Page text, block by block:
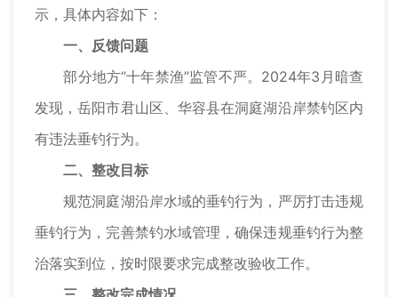
示，具体内容如下：
一、反馈问题
部分地方“十年禁渔”监管不严。2024年3月暗查
发现，岳阳市君山区、华容县在洞庭湖沿岸禁钓区内
有违法垂钓行为。
二、整改目标
规范洞庭湖沿岸水域的垂钓行为，严厉打击违规
垂钓行为，完善禁钓水域管理，确保违规垂钓行为整
治落实到位，按时限要求完成整改验收工作。